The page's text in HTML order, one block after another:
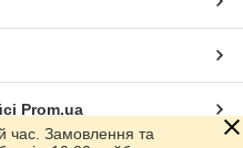
Prom.ua
час. Замовлення та